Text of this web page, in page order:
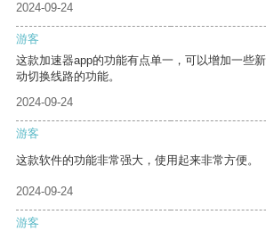
2024-09-24
游客
这款加速器app的功能有点单一，可以增加一些
动切换线路的功能。
2024-09-24
游客
这款软件的功能非常强大，使用起来非常方便。
2024-09-24
游客